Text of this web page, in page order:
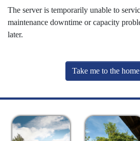
The server is temporarily unable to
maintenance downtime or capacity
later.
Take me to the